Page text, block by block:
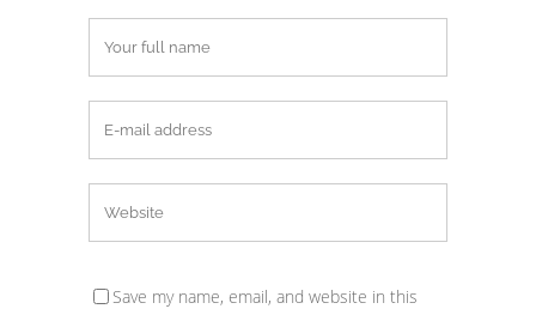
Save my name, email, and website in this